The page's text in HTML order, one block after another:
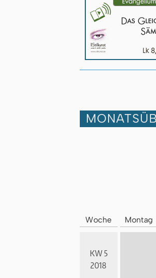
Woche Montag
KW 5
2018